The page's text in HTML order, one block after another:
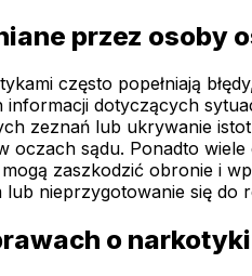
przez osoby
często popełniają
informacji dotyczących
zeznań lub ukrywanie
sądu. Ponadto
zaszkodzić obronie i
lub nieprzygotowanie się do
o narkotyki